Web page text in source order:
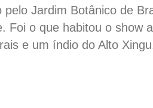
pelo Jardim Botânico de
Foi o que habitou o show
e um índio do Alto